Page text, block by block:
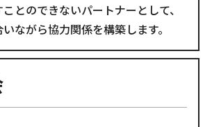
とのできないパートナーとして、
ながら協力関係を構築します。